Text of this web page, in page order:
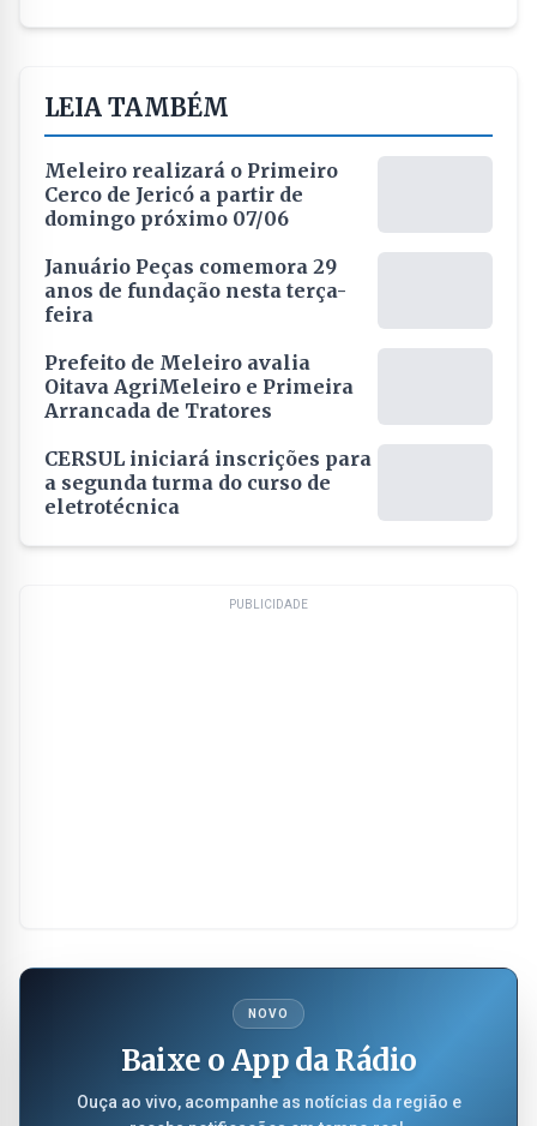
LEIA TAMBÉM
Meleiro realizará o Primeiro
Cerco de Jericó a partir de
domingo próximo 07/06
Januário Peças comemora 29
anos de fundação nesta terça-
feira
Prefeito de Meleiro avalia
Oitava AgriMeleiro e Primeira
Arrancada de Tratores
CERSUL iniciará inscrições para
a segunda turma do curso de
eletrotécnica
PUBLICIDADE
NOVO
Baixe o App da Rádio
Ouça ao vivo, acompanhe as notícias da região e